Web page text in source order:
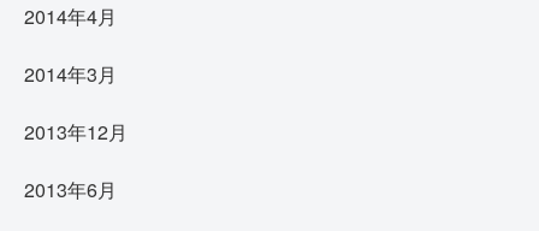
2014年4月
2014年3月
2013年12月
2013年6月